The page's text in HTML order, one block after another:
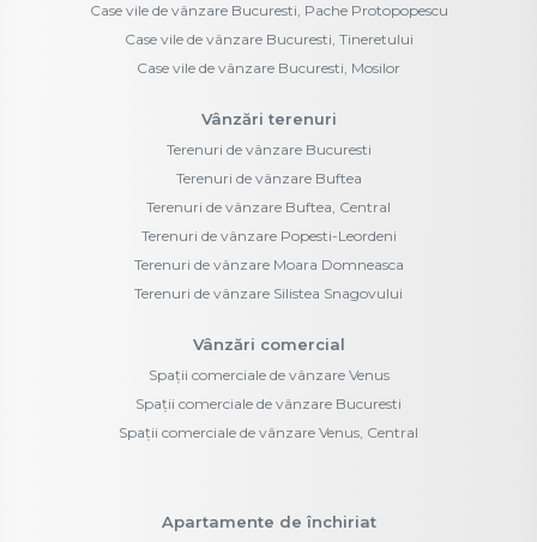
Case vile de vânzare Bucuresti, Pache Protopopescu
Case vile de vânzare Bucuresti, Tineretului
Case vile de vânzare Bucuresti, Mosilor
Vânzări terenuri
Terenuri de vânzare Bucuresti
Terenuri de vânzare Buftea
Terenuri de vânzare Buftea, Central
Terenuri de vânzare Popesti-Leordeni
Terenuri de vânzare Moara Domneasca
Terenuri de vânzare Silistea Snagovului
Vânzări comercial
Spații comerciale de vânzare Venus
Spații comerciale de vânzare Bucuresti
Spații comerciale de vânzare Venus, Central
Apartamente de închiriat